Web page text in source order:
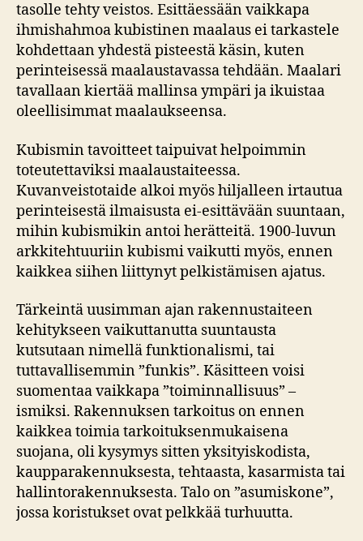
tasolle tehty veistos. Esittäessään vaikkapa
ihmishahmoa kubistinen maalaus ei tarkastele
kohdettaan yhdestä pisteestä käsin, kuten
perinteisessä maalaustavassa tehdään. Maalari
tavallaan kiertää mallinsa ympäri ja ikuistaa
oleellisimmat maalaukseensa.
Kubismin tavoitteet taipuivat helpoimmin
toteutettaviksi maalaustaiteessa.
Kuvanveistotaide alkoi myös hiljalleen irtautua
perinteisestä ilmaisusta ei-esittävään suuntaan,
mihin kubismikin antoi herätteitä. 1900-luvun
arkkitehtuuriin kubismi vaikutti myös, ennen
kaikkea siihen liittynyt pelkistämisen ajatus.
Tärkeintä uusimman ajan rakennustaiteen
kehitykseen vaikuttanutta suuntausta
kutsutaan nimellä funktionalismi, tai
tuttavallisemmin ”funkis”. Käsitteen voisi
suomentaa vaikkapa ”toiminnallisuus” –
ismiksi. Rakennuksen tarkoitus on ennen
kaikkea toimia tarkoituksenmukaisena
suojana, oli kysymys sitten yksityiskodista,
kaupparakennuksesta, tehtaasta, kasarmista tai
hallintorakennuksesta. Talo on ”asumiskone”,
jossa koristukset ovat pelkkää turhuutta.